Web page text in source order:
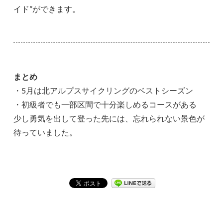
イド”ができます。
まとめ
・5月は北アルプスサイクリングのベストシーズン
・初級者でも一部区間で十分楽しめるコースがある
少し勇気を出して登った先には、忘れられない景色が
待っていました。